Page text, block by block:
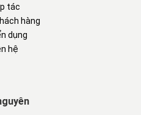
tác
hàng
dụng
hệ